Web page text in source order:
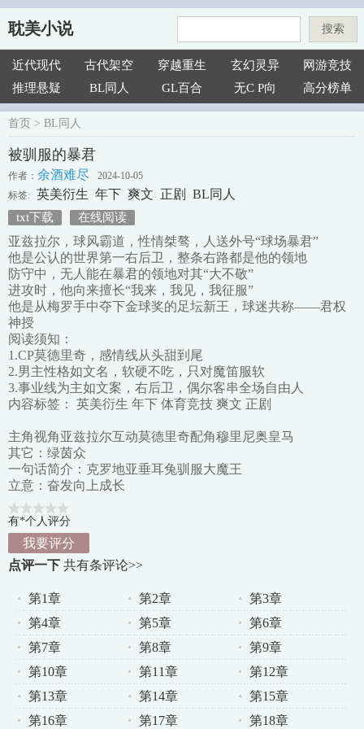
耽美小说 搜索
近代现代 古代架空 穿越重生 玄幻灵异
网游竞技
推理悬疑
BL同人 GL百合 无C P向 高分榜单
首页 > BL同人
被驯服的暴君
作者： 余酒难尽
2024-10-05
标签: 英美衍生 年下 爽文 正剧 BL同人
txt下载 在线阅读
亚兹拉尔，球风霸道，性情桀骜，人送外号“球场暴君”
他是公认的世界第一右后卫，整条右路都是他的领地
防守中，无人能在暴君的领地对其“大不敬”
进攻时，他向来擅长“我来，我见，我征服”
他是从梅罗手中夺下金球奖的足坛新王，球迷共称——君权
神授
阅读须知：
1.CP莫德里奇，感情线从头甜到尾
2.男主性格如文名，软硬不吃，只对魔笛服软
3.事业线为主如文案，右后卫，偶尔客串全场自由人
内容标签： 英美衍生 年下 体育竞技 爽文 正剧
主角视角亚兹拉尔互动莫德里奇配角穆里尼奥皇马
其它：绿茵众
一句话简介：克罗地亚垂耳兔驯服大魔王
立意：奋发向上成长
有*个人评分
我要评分
点评一下 共有条评论>>
第1章 第2章
第3章
第4章
第5章
第6章
第7章
第8章
第9章
第10章
第11章
第12章
第13章
第14章
第15章
第16章
第17章 第18章